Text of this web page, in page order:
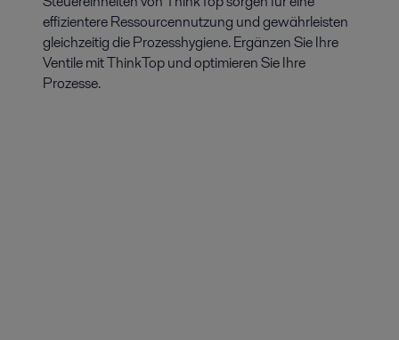
effizientere Ressourcennutzung und gewährleisten
gleichzeitig die Prozesshygiene. Ergänzen Sie Ihre
Ventile mit ThinkTop und optimieren Sie Ihre
Prozesse.